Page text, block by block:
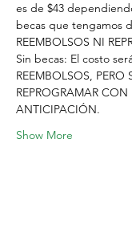
es de $43
becas que tengamos
REEMBOLSOS NI
Sin becas: El costo
REEMBOLSOS, PERO
REPROGRAMAR
ANTICIPACIÓN.
Show More